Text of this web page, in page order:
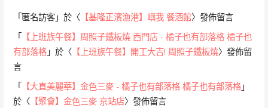
「匿名訪客 」於〈 【基隆正濱漁港】嶼我 餐酒館〉發佈留言
「 【上班族午餐】周照子鐵板燒 西門店 - 橘子也有部落格 橘子也
有部落格 」於〈 【上班族午餐】開工大吉! 周照子鐵板燒〉發佈留
言
「 【大直美麗華】金色三麥 - 橘子也有部落格 橘子也有部落格 」
於〈 【聚會】金色三麥 京站店〉發佈留言